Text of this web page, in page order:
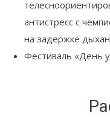
антистресс с
на задержке
Фестиваль «День